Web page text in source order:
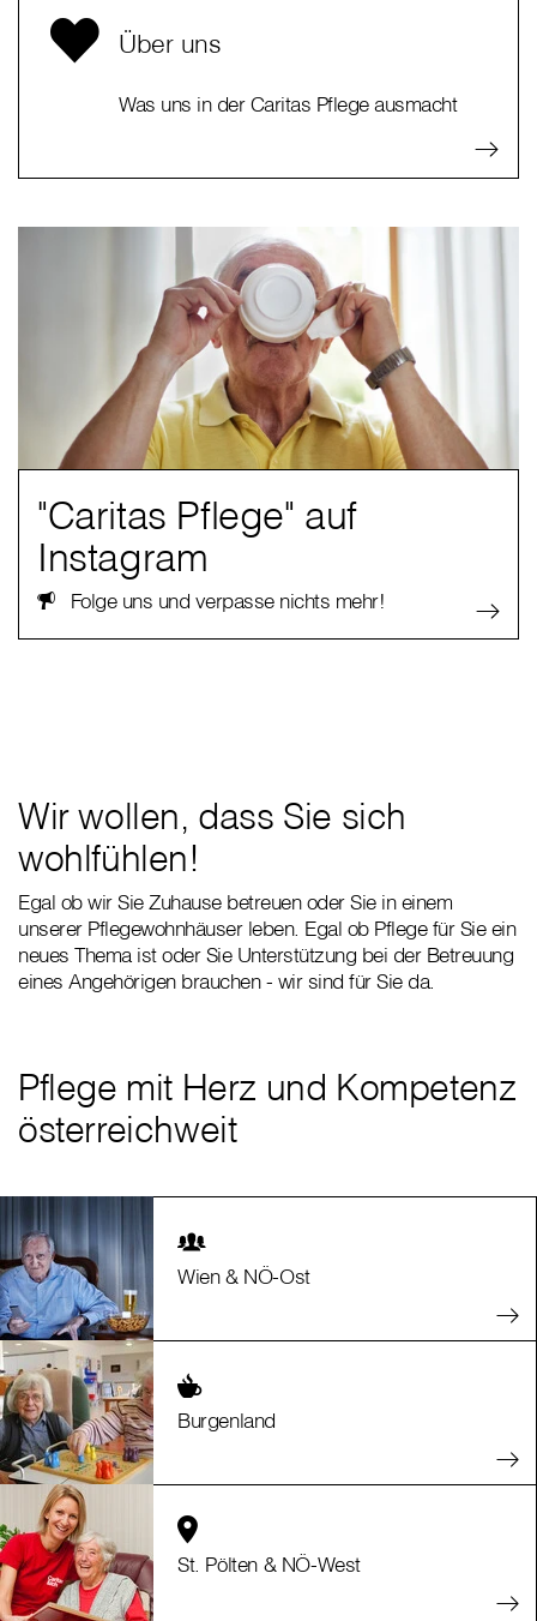
Über uns
Was uns in der Caritas Pflege ausmacht
"Caritas Pflege" auf
Instagram
Folge uns und verpasse nichts mehr!
Wir wollen, dass Sie sich
wohlfühlen!
Egal ob wir Sie Zuhause betreuen oder Sie in einem
unserer Pflegewohnhäuser leben. Egal ob Pflege für Sie ein
neues Thema ist oder Sie Unterstützung bei der Betreuung
eines Angehörigen brauchen - wir sind für Sie da.
Pflege mit Herz und Kompetenz
österreichweit
Wien & NÖ-Ost
Burgenland
St. Pölten & NÖ-West